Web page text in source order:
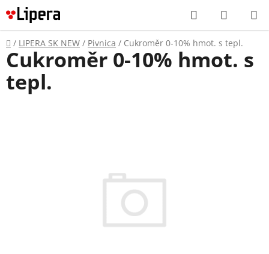
Prejsť
na
obsah
Hľadať
KOŠÍK
Domov
/ LIPERA SK NEW / Pivnica / Cukroměr 0-10% hmot. s tepl.
Cukroměr 0-10% hmot. s
tepl.